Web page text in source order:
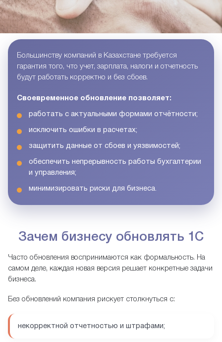
Большинству компаний в Казахстане требуется
гарантия того, что учет, зарплата, налоги и отчетность
будут работать корректно и без сбоев.
Своевременное обновление позволяет:
работать с актуальными формами отчётности;
исключить ошибки в расчетах;
защитить данные от сбоев и уязвимостей;
обеспечить непрерывность работы бухгалтерии
и управления;
минимизировать риски для бизнеса.
Зачем бизнесу обновлять 1С
Часто обновления воспринимаются как формальность. На
самом деле, каждая новая версия решает конкретные задачи
бизнеса.
Без обновлений компания рискует столкнуться с:
некорректной отчетностью и штрафами;